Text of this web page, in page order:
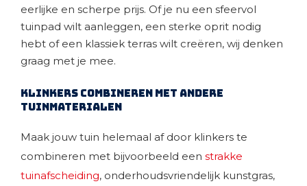
eerlijke en scherpe prijs. Of je nu een sfeervol
tuinpad wilt aanleggen, een sterke oprit nodig
hebt of een klassiek terras wilt creëren, wij denken
graag met je mee.
Klinkers combineren met andere
tuinmaterialen
Maak jouw tuin helemaal af door klinkers te
combineren met bijvoorbeeld een strakke
tuinafscheiding, onderhoudsvriendelijk kunstgras,